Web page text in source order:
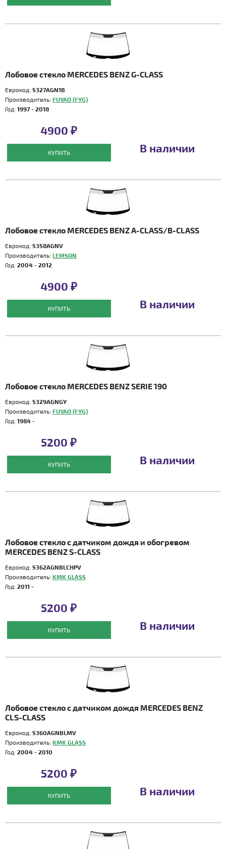
Лобовое стекло MERCEDES BENZ G-CLASS
Еврокод: 5327AGN1B
Производитель: FUYAO (FYG)
Год: 1997 - 2018
4900 ₽
КУПИТЬ В наличии
Лобовое стекло MERCEDES BENZ A-CLASS/B-CLASS
Еврокод: 5358AGNV
Производитель: LEMSON
Год: 2004 - 2012
4900 ₽
КУПИТЬ В наличии
Лобовое стекло MERCEDES BENZ SERIE 190
Еврокод: 5329AGNGY
Производитель: FUYAO (FYG)
Год: 1984 -
5200 ₽
КУПИТЬ В наличии
Лобовое стекло с датчиком дождя и обогревом
MERCEDES BENZ S-CLASS
Еврокод: 5362AGNBLCHPV
Производитель: KMK GLASS
Год: 2011 -
5200 ₽
КУПИТЬ В наличии
Лобовое стекло с датчиком дождя MERCEDES BENZ
CLS-CLASS
Еврокод: 5360AGNBLMV
Производитель: KMK GLASS
Год: 2004 - 2010
5200 ₽
КУПИТЬ В наличии